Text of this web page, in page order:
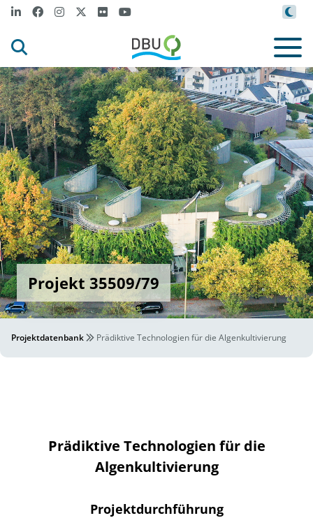
Projekt 35509/79
Projektdatenbank Prädiktive Technologien für die Algenkultivierung
Prädiktive Technologien für die
Algenkultivierung
Projektdurchführung